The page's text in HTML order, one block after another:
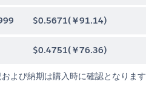
$0.5671(￥91.14)
$0.4751(￥76.36)
よび納期は購入時に確認となります